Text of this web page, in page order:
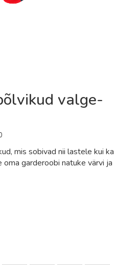
valge-
mis sobivad nii lastele kui ka
garderoobi natuke värvi ja